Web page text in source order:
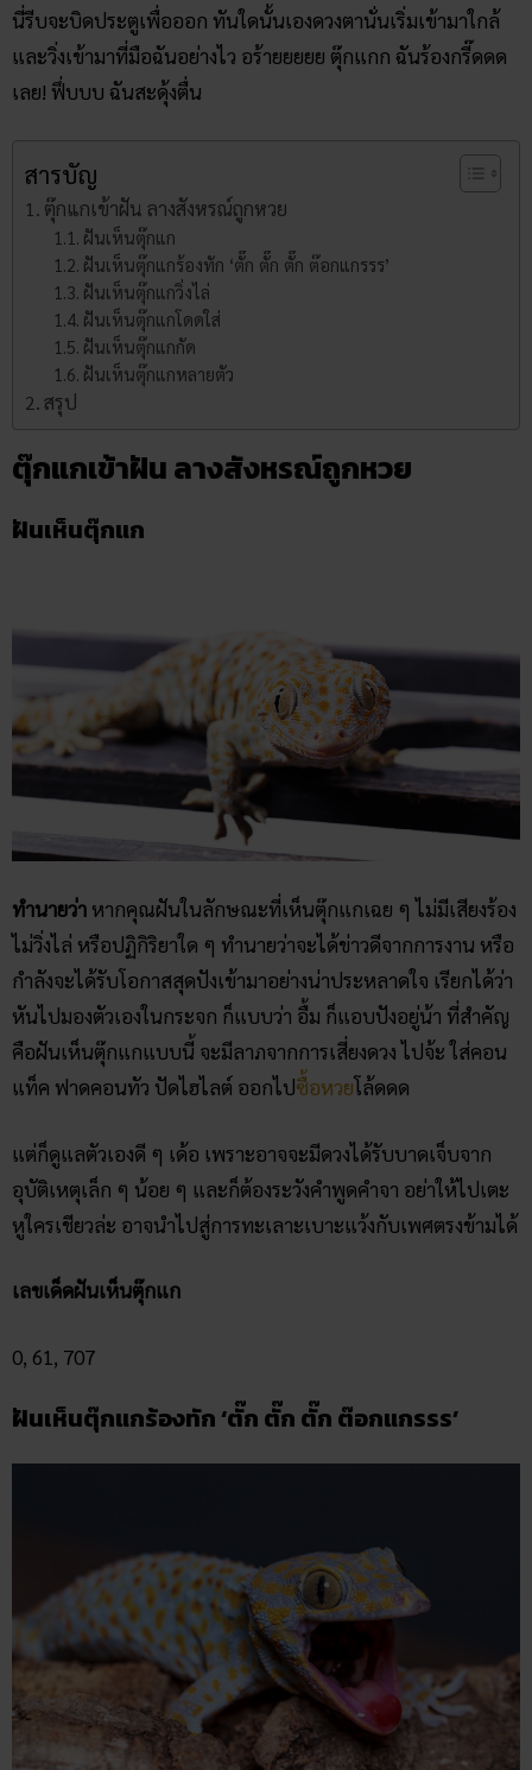
นี่รีบจะบิดประตูเพื่อออก ทันใดนั้นเองดวงตานั่นเริ่มเข้ามาใกล้
และวิ่งเข้ามาที่มือฉันอย่างไว อร้ายยยยย ตุ๊กแกก ฉันร้องกรี๊ดดด
เลย! ฟึ่บบบ ฉันสะดุ้งตื่น
สารบัญ
ตุ๊กแกเข้าฝัน ลางสังหรณ์ถูกหวย
ฝันเห็นตุ๊กแก
ฝันเห็นตุ๊กแกร้องทัก ‘ตั๊ก ตั๊ก ตั๊ก ต๊อกแกรรร’
ฝันเห็นตุ๊กแกวิ่งไล่
ฝันเห็นตุ๊กแกโดดใส่
ฝันเห็นตุ๊กแกกัด
ฝันเห็นตุ๊กแกหลายตัว
สรุป
ตุ๊กแกเข้าฝัน ลางสังหรณ์ถูกหวย
ฝันเห็นตุ๊กแก
ทำนายว่า หากคุณฝันในลักษณะที่เห็นตุ๊กแกเฉย ๆ ไม่มีเสียงร้อง
ไม่วิ่งไล่ หรือปฏิกิริยาใด ๆ ทำนายว่าจะได้ข่าวดีจากการงาน หรือ
กำลังจะได้รับโอกาสสุดปังเข้ามาอย่างน่าประหลาดใจ เรียกได้ว่า
หันไปมองตัวเองในกระจก ก็แบบว่า อื้ม ก็แอบปังอยู่น้า ที่สำคัญ
คือฝันเห็นตุ๊กแกแบบนี้ จะมีลาภจากการเสี่ยงดวง ไปจ้ะ ใส่คอน
แท็ค ฟาดคอนทัว ปัดไฮไลต์ ออกไปซื้อหวยโล้ดดด
แต่ก็ดูแลตัวเองดี ๆ เด้อ เพราะอาจจะมีดวงได้รับบาดเจ็บจาก
อุบัติเหตุเล็ก ๆ น้อย ๆ และก็ต้องระวังคำพูดคำจา อย่าให้ไปเตะ
หูใครเชียวล่ะ อาจนำไปสู่การทะเลาะเบาะแว้งกับเพศตรงข้ามได้
เลขเด็ดฝันเห็นตุ๊กแก
0, 61, 707
ฝันเห็นตุ๊กแกร้องทัก ‘ตั๊ก ตั๊ก ตั๊ก ต๊อกแกรรร’